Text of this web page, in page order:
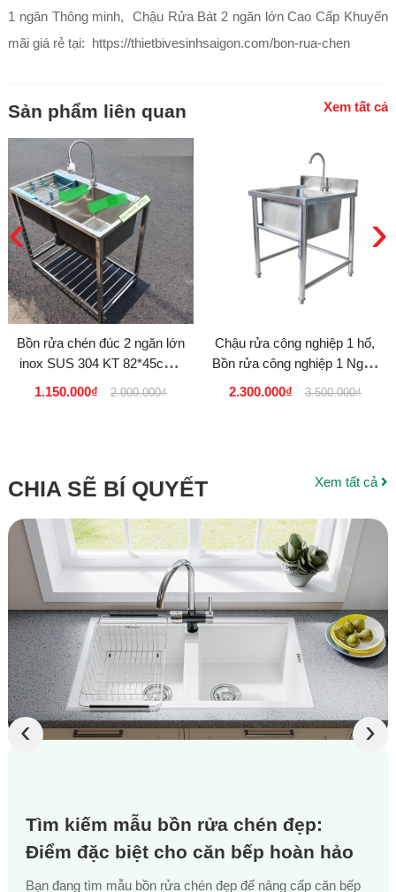
1 ngăn Thông minh, Chậu Rửa Bát 2 ngăn lớn Cao Cấp Khuyến
mãi giá rẻ tại: https://thietbivesinhsaigon.com/bon-rua-chen
Sản phẩm liên quan Xem tất cả
Bồn rửa chén đúc 2 ngăn lớn
inox SUS 304 KT 82*45cm .
vòi chén bẻ 360 độ
1.150.000₫ 2.000.000₫
Chậu rửa công nghiệp 1 hố,
Bồn rửa công nghiệp 1 Ngăn
Inox SUS 304 GIÁ SỈ RẺ
2.300.000₫ 3.500.000₫
‹ ›
CHIA SẼ BÍ QUYẾT Xem tất cả
Tìm kiếm mẫu bồn rửa chén đẹp:
Điểm đặc biệt cho căn bếp hoàn hảo
Bạn đang tìm mẫu bồn rửa chén đẹp để nâng cấp căn bếp
‹ ›